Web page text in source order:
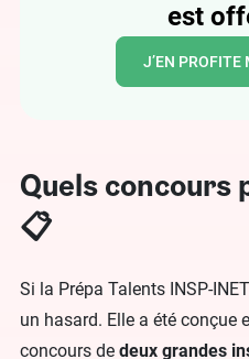
est
J’EN
Quels concours
📋
Si la Prépa Talents INSP-
un hasard. Elle a été conçue
concours de deux grandes